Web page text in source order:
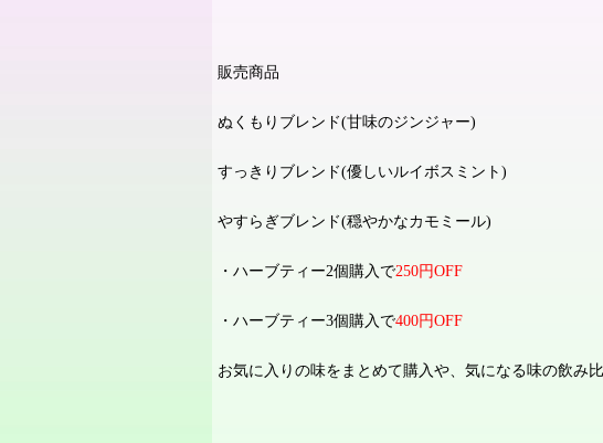
販売商品
ぬくもりブレンド(甘味のジンジャー)
すっきりブレンド(優しいルイボスミント )
やすらぎブレンド(穏やかなカモミール)
・ハーブティー2個購入で250円OFF
・ハーブティー3個購入で400円OFF
お気に入りの味をまとめて購入や、気になる味の飲み